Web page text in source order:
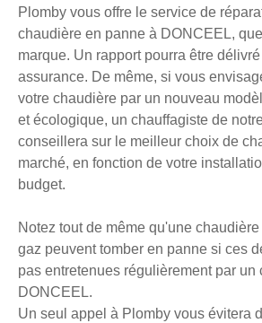
Plomby vous offre le service de
chaudière en panne à DONCEEL,
marque. Un rapport pourra être
assurance. De même, si vous
votre chaudière par un nouveau
et écologique, un chauffagiste de
conseillera sur le meilleur choix de
marché, en fonction de votre
budget.
Notez tout de même qu'une
gaz peuvent tomber en panne si ces
pas entretenues régulièrement par un
DONCEEL.
Un seul appel à Plomby vous évitera